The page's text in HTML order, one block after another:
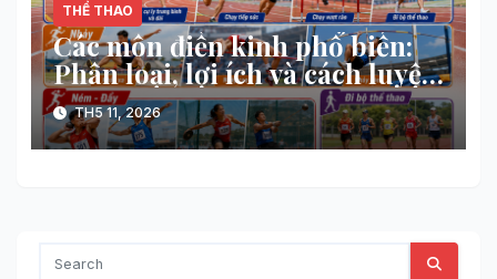
THỂ THAO
Các môn điền kinh phổ biến:
Phân loại, lợi ích và cách luyện
tậpTH5 11, 2026